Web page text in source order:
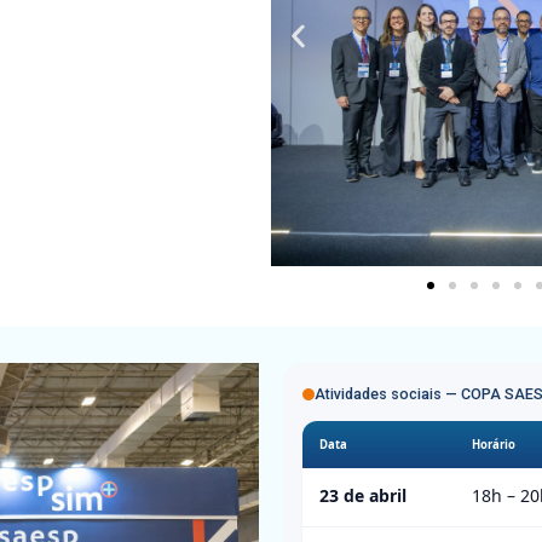
Atividades sociais — COPA
Data Horário
23 de abril 18h –